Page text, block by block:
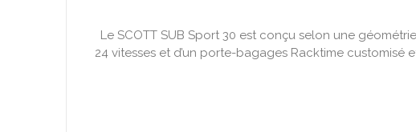
Le SCOTT SUB Sport 30 est conçu selon une
24 vitesses et d’un porte-bagages Racktime customisé